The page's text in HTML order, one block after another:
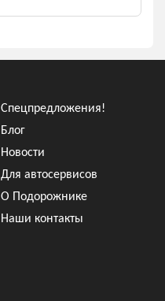
Спецпредложения!
Блог
Новости
Для автосервисов
О Подорожнике
Наши контакты